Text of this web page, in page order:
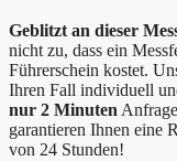
Geblitzt an dieser
nicht zu, dass ein
Führerschein kostet.
Ihren Fall individuell
nur 2 Minuten
garantieren Ihnen eine
von 24 Stunden!